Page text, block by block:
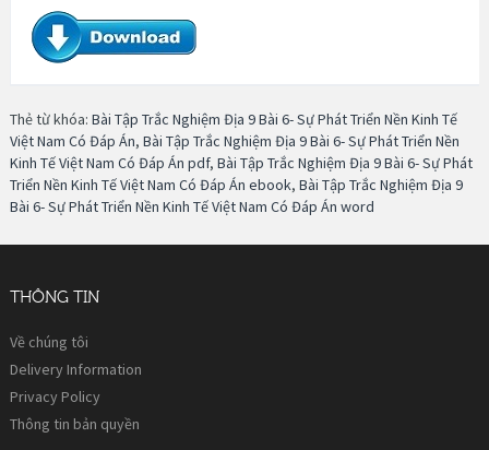
Thẻ từ khóa: Bài Tập Trắc Nghiệm Địa 9 Bài 6- Sự Phát Triển Nền Kinh Tế
Việt Nam Có Đáp Án, Bài Tập Trắc Nghiệm Địa 9 Bài 6- Sự Phát Triển Nền
Kinh Tế Việt Nam Có Đáp Án pdf, Bài Tập Trắc Nghiệm Địa 9 Bài 6- Sự Phát
Triển Nền Kinh Tế Việt Nam Có Đáp Án ebook, Bài Tập Trắc Nghiệm Địa 9
Bài 6- Sự Phát Triển Nền Kinh Tế Việt Nam Có Đáp Án word
THÔNG TIN
Về chúng tôi
Delivery Information
Privacy Policy
Thông tin bản quyền